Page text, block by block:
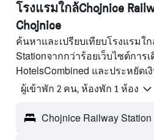
โรงแรมใกล้Chojnice
Chojnice
ค้นหาและเปรียบเทียบโรงแรมใ
Stationจากกว่าร้อยเว็บไซต์การ
HotelsCombined และประหยัดเ
ผู้เข้าพัก 2 คน, ห้องพัก 1 ห้อง
Chojnice Railway